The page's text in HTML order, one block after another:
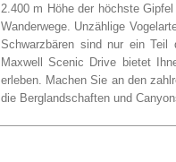
2.400 m Höhe der höchste
Wanderwege. Unzählige
Schwarzbären sind nur ein
Maxwell Scenic Drive bietet
erleben. Machen Sie an den
die Berglandschaften und